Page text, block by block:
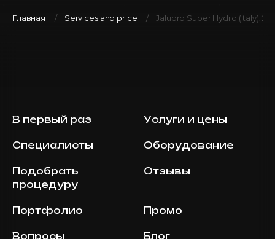
Главная Services and price Jalupro Super Hydro (Italy),
В первый раз Услуги и цены
Специалисты Оборудование
Подобрать
процедуру
Отзывы
Портфолио Промо
Вопросы Блог